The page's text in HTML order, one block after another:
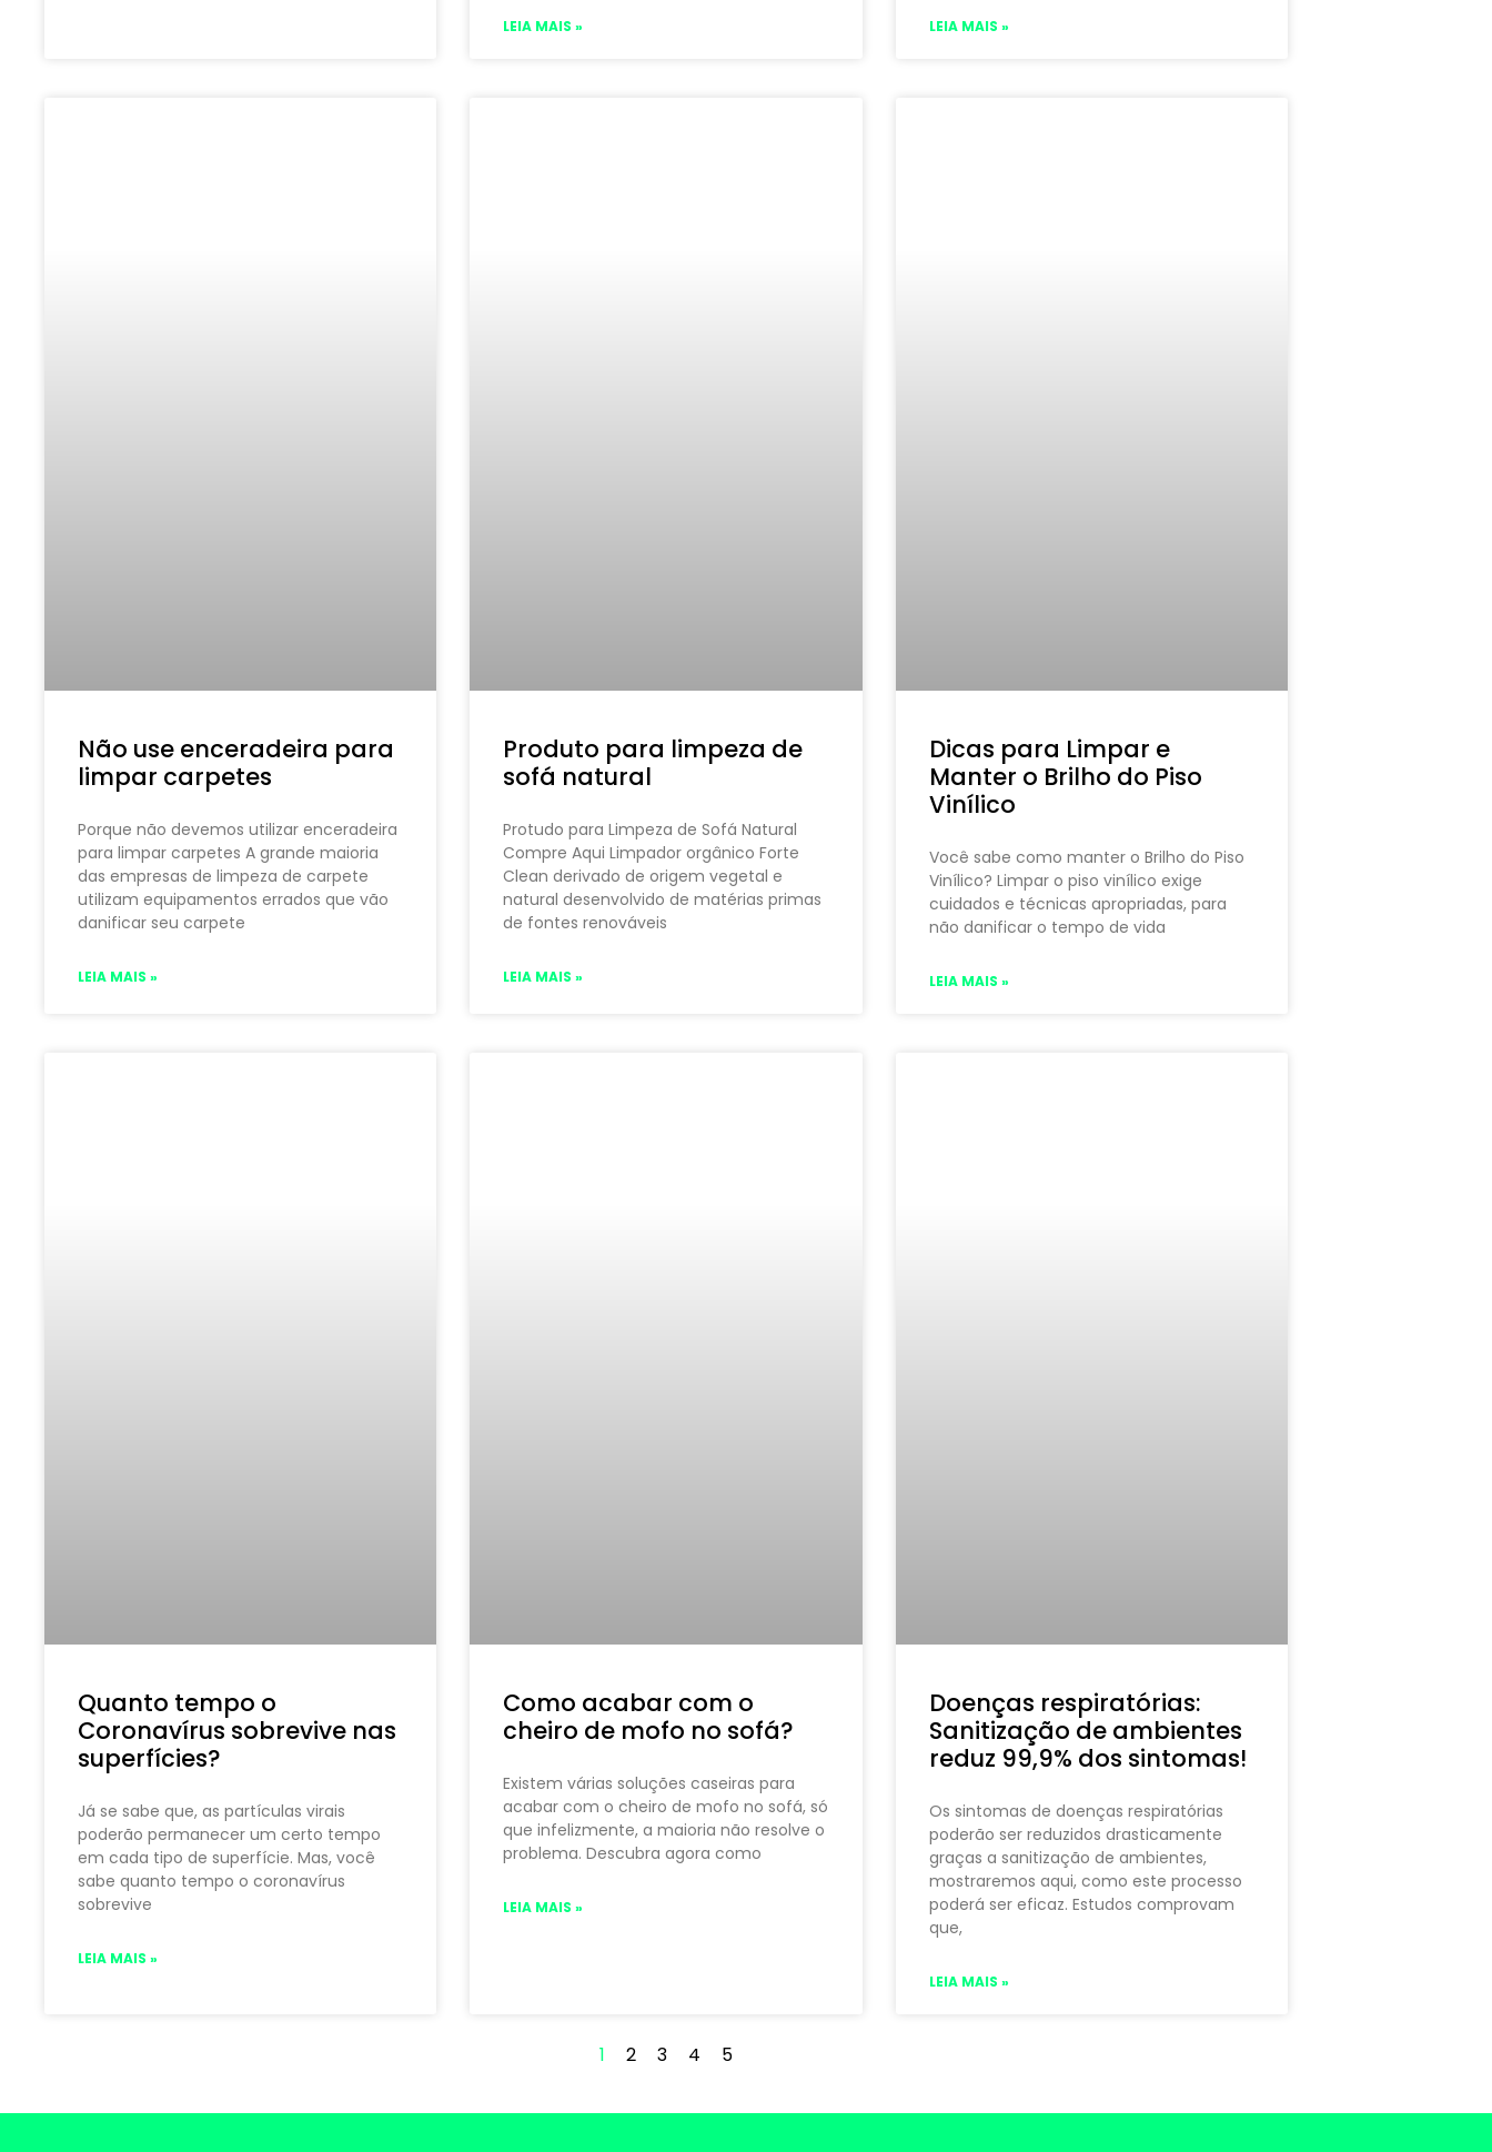
LEIA MAIS » LEIA MAIS »
Não use enceradeira para
limpar carpetes
Porque não devemos utilizar enceradeira
para limpar carpetes A grande maioria
das empresas de limpeza de carpete
utilizam equipamentos errados que vão
danificar seu carpete
LEIA MAIS »
Produto para limpeza de
sofá natural
Protudo para Limpeza de Sofá Natural
Compre Aqui Limpador orgânico Forte
Clean derivado de origem vegetal e
natural desenvolvido de matérias primas
de fontes renováveis
LEIA MAIS »
Dicas para Limpar e
Manter o Brilho do Piso
Vinílico
Você sabe como manter o Brilho do Piso
Vinílico? Limpar o piso vinílico exige
cuidados e técnicas apropriadas, para
não danificar o tempo de vida
LEIA MAIS »
Quanto tempo o
Coronavírus sobrevive nas
superfícies?
Já se sabe que, as partículas virais
poderão permanecer um certo tempo
em cada tipo de superfície. Mas, você
sabe quanto tempo o coronavírus
sobrevive
LEIA MAIS »
Como acabar com o
cheiro de mofo no sofá?
Existem várias soluções caseiras para
acabar com o cheiro de mofo no sofá, só
que infelizmente, a maioria não resolve o
problema. Descubra agora como
LEIA MAIS »
Doenças respiratórias:
Sanitização de ambientes
reduz 99,9% dos sintomas!
Os sintomas de doenças respiratórias
poderão ser reduzidos drasticamente
graças a sanitização de ambientes,
mostraremos aqui, como este processo
poderá ser eficaz. Estudos comprovam
que,
LEIA MAIS »
1 2 3 4 5